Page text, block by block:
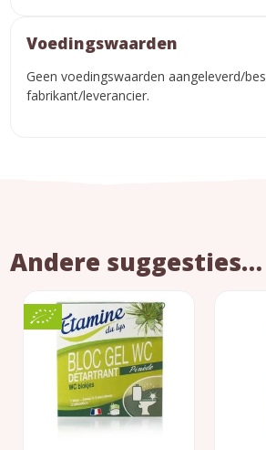
Voedingswaarden
Geen voedingswaarden aangeleverd/
fabrikant/leverancier.
Andere suggesties…